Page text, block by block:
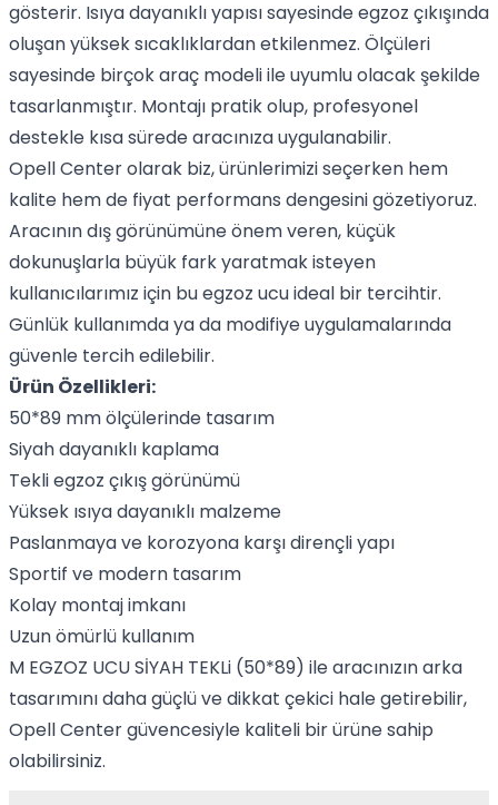
gösterir. Isıya dayanıklı yapısı sayesinde egzoz çıkışında
oluşan yüksek sıcaklıklardan etkilenmez. Ölçüleri
sayesinde birçok araç modeli ile uyumlu olacak şekilde
tasarlanmıştır. Montajı pratik olup, profesyonel
destekle kısa sürede aracınıza uygulanabilir.
Opell Center olarak biz, ürünlerimizi seçerken hem
kalite hem de fiyat performans dengesini gözetiyoruz.
Aracının dış görünümüne önem veren, küçük
dokunuşlarla büyük fark yaratmak isteyen
kullanıcılarımız için bu egzoz ucu ideal bir tercihtir.
Günlük kullanımda ya da modifiye uygulamalarında
güvenle tercih edilebilir.
Ürün Özellikleri:
50*89 mm ölçülerinde tasarım
Siyah dayanıklı kaplama
Tekli egzoz çıkış görünümü
Yüksek ısıya dayanıklı malzeme
Paslanmaya ve korozyona karşı dirençli yapı
Sportif ve modern tasarım
Kolay montaj imkanı
Uzun ömürlü kullanım
M EGZOZ UCU SİYAH TEKLi (50*89) ile aracınızın arka
tasarımını daha güçlü ve dikkat çekici hale getirebilir,
Opell Center güvencesiyle kaliteli bir ürüne sahip
olabilirsiniz.